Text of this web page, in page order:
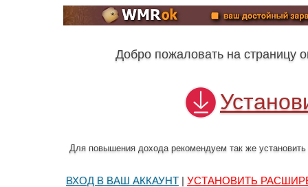
Добро пожаловать на страницу
Для повышения дохода рекомендуем так же
ВХОД В ВАШ АККАУНТ УСТАНОВИТЬ